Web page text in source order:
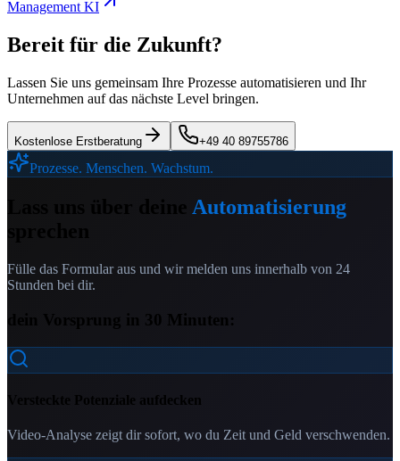
Management KI
Bereit für die Zukunft?
Lassen Sie uns gemeinsam Ihre Prozesse automatisieren und Ihr
Unternehmen auf das nächste Level bringen.
Kostenlose Erstberatung +49 40 89755786
Prozesse. Menschen. Wachstum.
Automatisierung
Fülle das Formular aus und wir melden uns innerhalb von 24
Stunden bei dir.
dein Vorsprung in 30 Minuten:
Versteckte Potenziale aufdecken
Video-Analyse zeigt dir sofort, wo du Zeit und Geld verschwenden.